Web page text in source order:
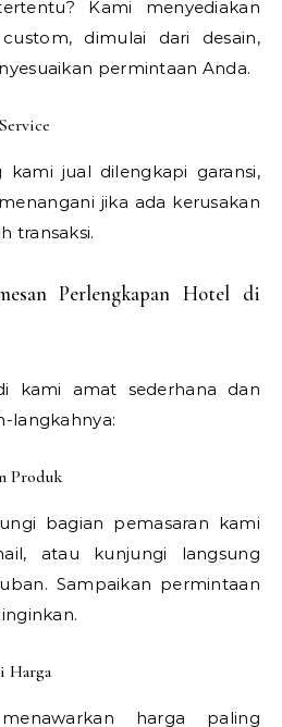
Kami menyediakan
dimulai dari desain,
permintaan Anda.
jual dilengkapi garansi,
jika ada kerusakan
transaksi.
Perlengkapan Hotel di
kami amat sederhana dan
langkahnya:
Produk
bagian pemasaran kami
atau kunjungi langsung
Sampaikan permintaan
Harga
harga paling